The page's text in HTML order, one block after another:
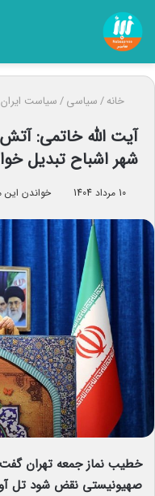
خانه/سیاسی/سیاست ایران
آیت الله خاتمی:
شهر اشباح تبدیل
10 مرداد 1404 خواندن این مطلب 4
خطیب نماز جمعه تهران
صهیونیستی نقض شود تل